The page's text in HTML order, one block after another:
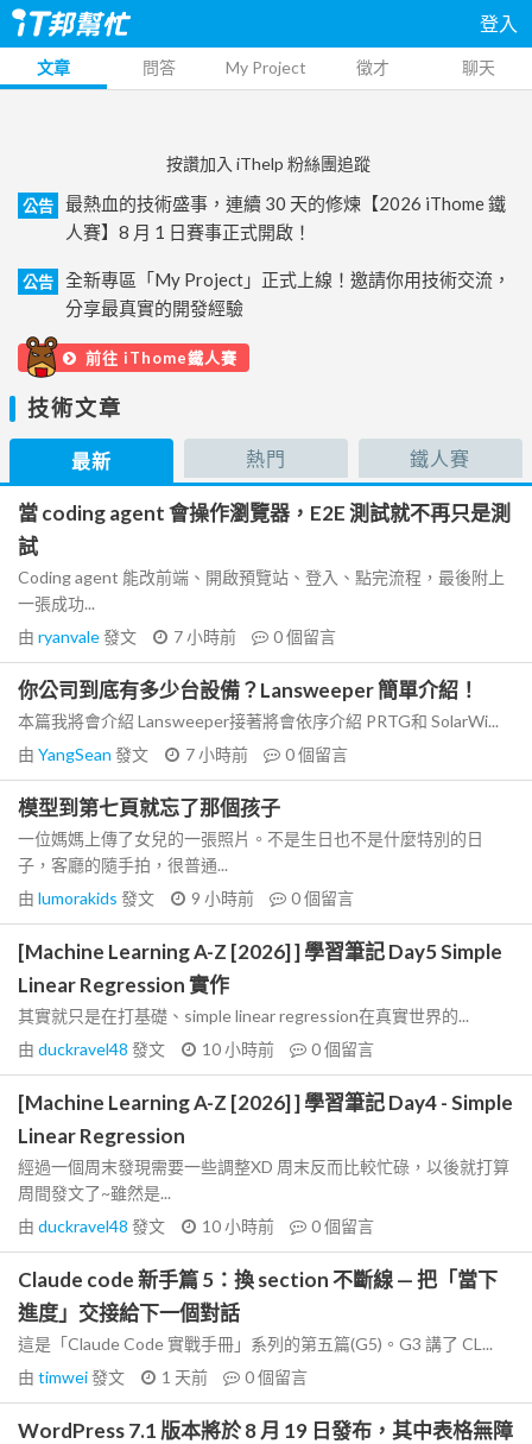
登入
文章 問答 My Project 徵才 聊天
按讚加入 iThelp 粉絲團追蹤
公告
最熱血的技術盛事，連續 30 天的修煉【2026 iThome 鐵
人賽】8 月 1 日賽事正式開啟！
公告
全新專區「My Project」正式上線！邀請你用技術交流，
分享最真實的開發經驗
前往 iThome鐵人賽
技術文章
最新 熱門 鐵人賽
當 coding agent 會操作瀏覽器，E2E 測試就不再只是測
試
Coding agent 能改前端、開啟預覽站、登入、點完流程，最後附上
一張成功...
由 ryanvale發文 7 小時前 0個留言
你公司到底有多少台設備？Lansweeper 簡單介紹！
本篇我將會介紹 Lansweeper接著將會依序介紹 PRTG和 SolarWi...
由 YangSean 發文 7 小時前 0個留言
模型到第七頁就忘了那個孩子
一位媽媽上傳了女兒的一張照片。不是生日也不是什麼特別的日
子，客廳的隨手拍，很普通...
由 lumorakids 發文 9 小時前 0個留言
[Machine Learning A-Z [2026] ] 學習筆記 Day5 Simple
Linear Regression 實作
其實就只是在打基礎、simple linear regression在真實世界的...
由 duckravel48 發文 10 小時前 0個留言
[Machine Learning A-Z [2026] ] 學習筆記 Day4 - Simple
Linear Regression
經過一個周末發現需要一些調整XD 周末反而比較忙碌，以後就打算
周間發文了~雖然是...
由 duckravel48 發文 10 小時前 0個留言
Claude code 新手篇 5：換 section 不斷線 — 把「當下
進度」交接給下一個對話
這是「Claude Code 實戰手冊」系列的第五篇(G5)。G3 講了 CL...
由 timwei發文 1 天前 0個留言
WordPress 7.1 版本將於 8 月 19 日發布，其中表格無障